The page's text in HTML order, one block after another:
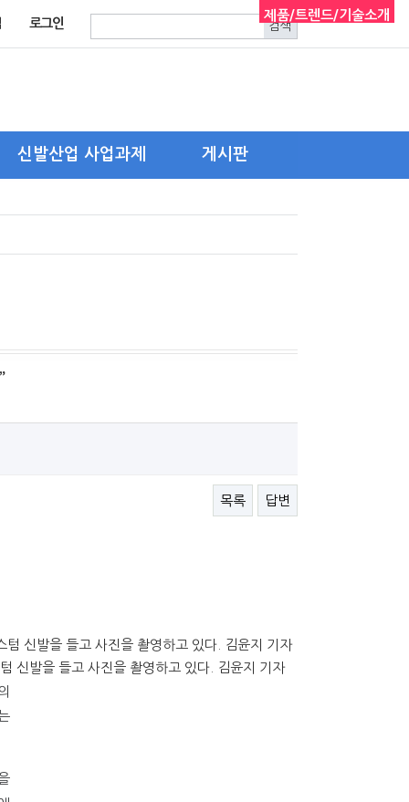
로그인
신발산업 사업과제 게시판
제품/트렌드/기술소개
목록 답변
신발을 들고 사진을 촬영하고 있다. 김윤지 기자